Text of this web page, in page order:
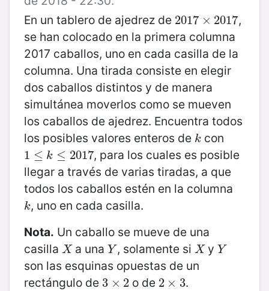
En un tablero de ajedrez de 2017 × 2017
2017 ×2017 ,
se han colocado en la primera columna
2017 caballos, uno en cada casilla de la
columna. Una tirada consiste en elegir
dos caballos distintos y de manera
simultánea moverlos como se mueven
los caballos de ajedrez. Encuentra todos
los posibles valores enteros de k
k con
1 ≤ k ≤ 2017
1 ≤k ≤2017
, para los cuales es posible
llegar a través de varias tiradas, a que
todos los caballos estén en la columna
k
k, uno en cada casilla.
Nota. Un caballo se mueve de una
casilla X
X a una Y
Y, solamente si X
X y Y
Y
son las esquinas opuestas de un
rectángulo de 3 × 2
3 ×2 o de 2 × 3
2 ×3 .